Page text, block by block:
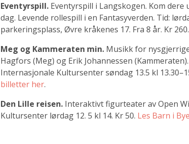
Eventyrspill. Eventyrspill i Langskogen. Kom
dag. Levende rollespill i en Fantasyverden. Tid:
parkeringsplass, Øvre kråkenes 17. Fra 8 år. Kr 260.
Meg og Kammeraten min. Musikk for
Hagfors (Meg) og Erik Johannessen
Internasjonale Kultursenter søndag 13.5 kl
billetter her.
Den Lille reisen. Interaktivt figurteater av Open
Kultursenter lørdag 12. 5 kl 14. Kr 50. Les Barn i